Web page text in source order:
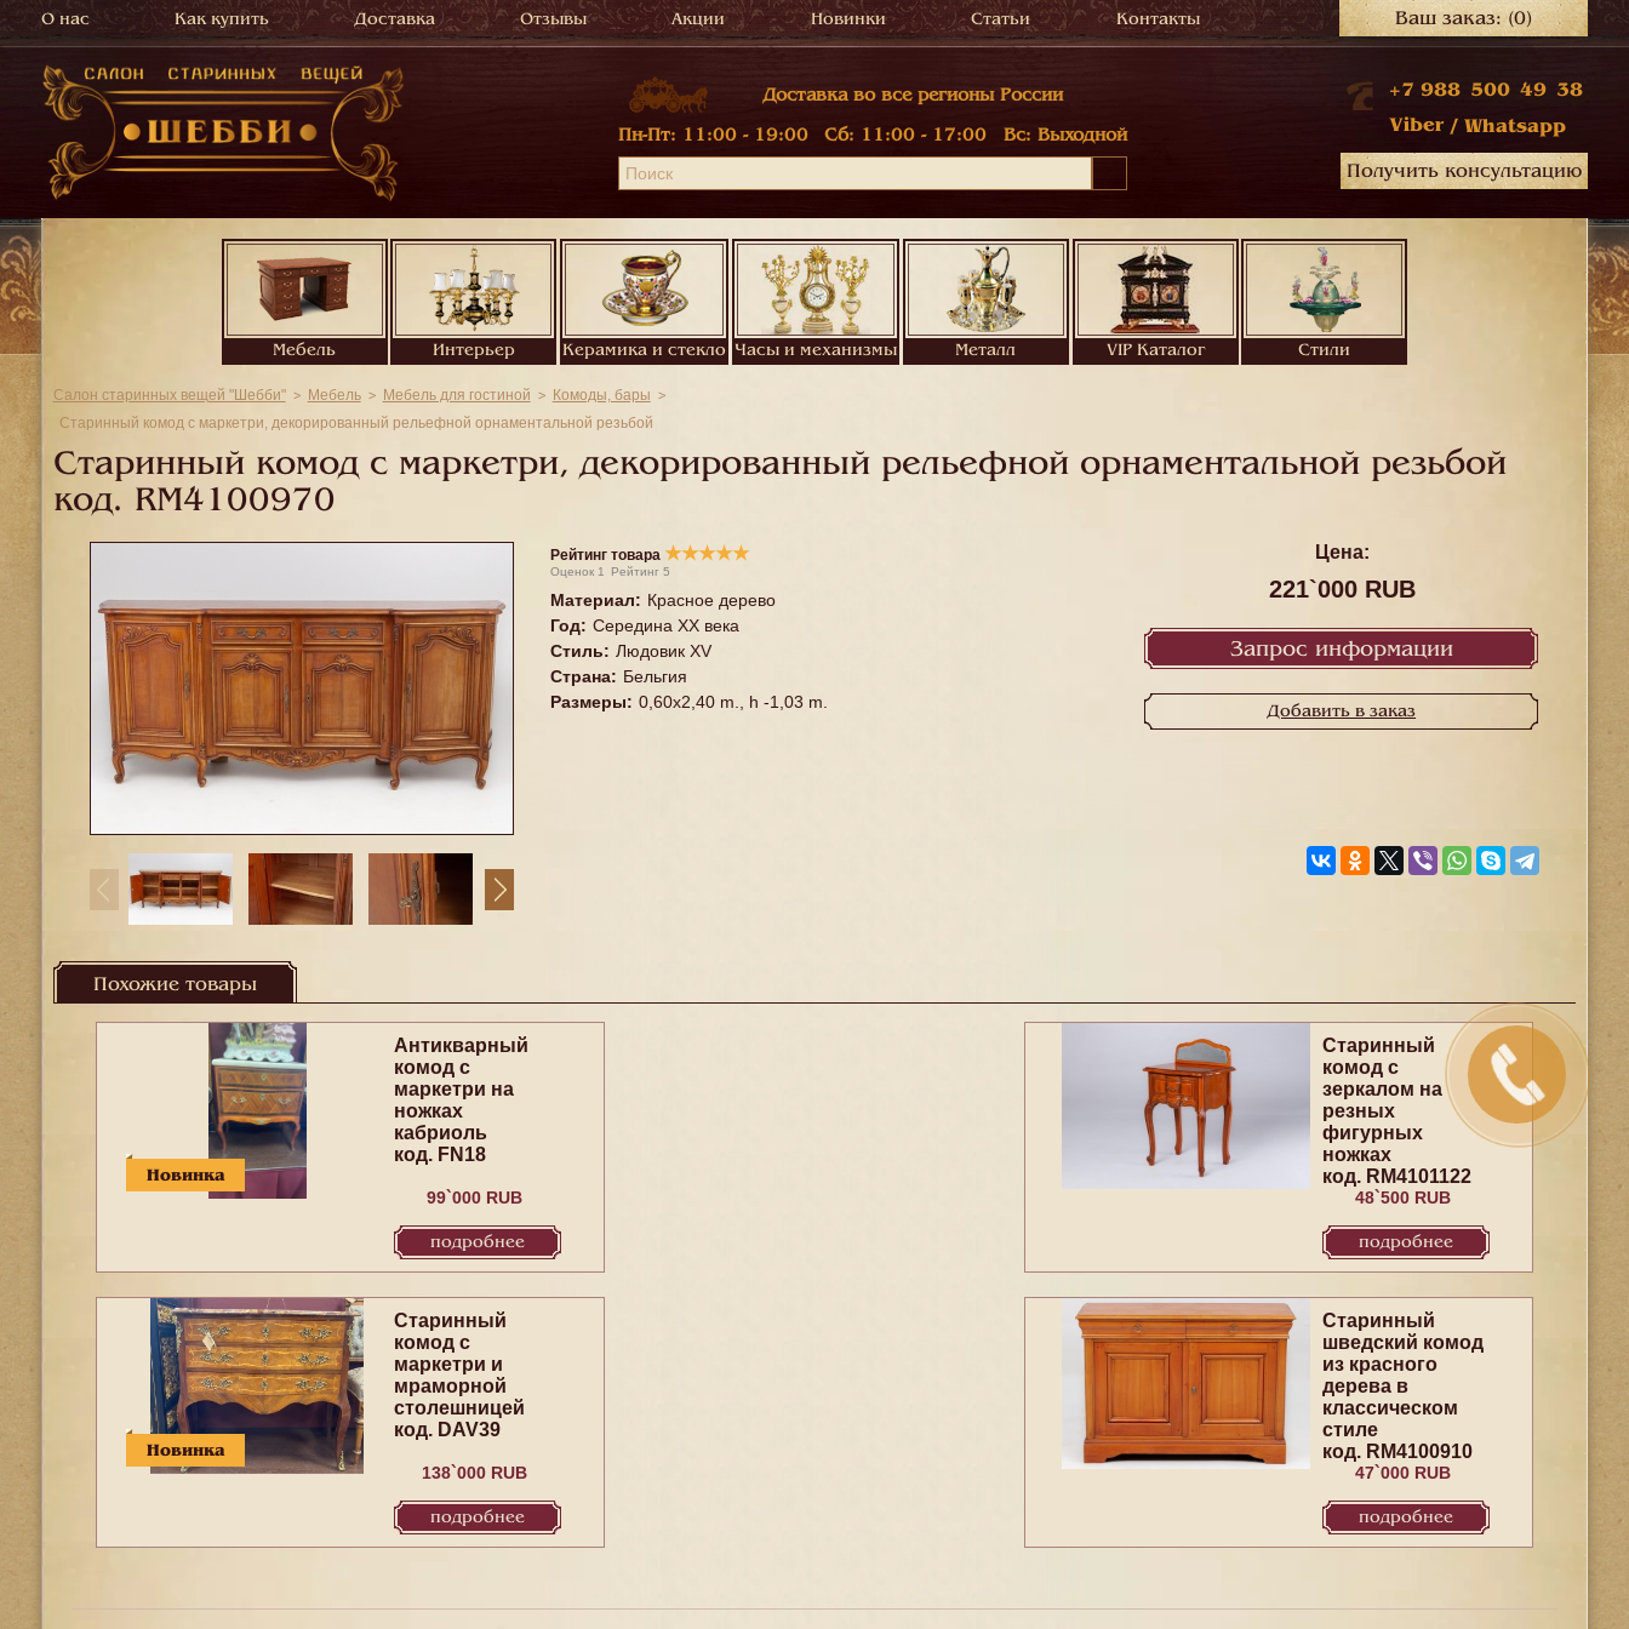
О нас Как купить Доставка Отзывы Акции Новинки Статьи Контакты Ваш заказ:(0)
Доставка во все регионы России
Пн-Пт: 11:00 - 19:00 Сб: 11:00 - 17:00 Вс: Выходной
+7 988 500 49 38
Viber / Whatsapp
Получить консультацию
Мебель Интерьер Керамика и стекло Часы и механизмы Металл VIP Каталог Стили
Салон старинных вещей "Шебби" Мебель Мебель для гостиной
Комоды, бары
Старинный комод с маркетри, декорированный рельефной орнаментальной резьбой
Старинный комод с маркетри, декорированный рельефной орнаментальной резьбой
код. RM4100970
Рейтинг товара ★★★★★
Оценок 1 Рейтинг 5
Материал: Красное дерево
Год: Середина XX векa
Стиль: Людовик XV
Страна: Бельгия
Размеры: 0,60x2,40 m., h -1,03 m.
Цена:
221`000 RUB
Запрос информации
Добавить в заказ
Похожие товары
Новинка
Антикварный
комод с
маркетри на
ножках
кабриоль
код. FN18
99`000 RUB
подробнее
Старинный
комод с
зеркалом на
резных
фигурных
ножках
код. RM4101122
48`500 RUB
подробнее
Новинка
Старинный
комод c
маркетри и
мраморной
столешницей
код. DAV39
138`000 RUB
подробнее
Старинный
шведский комод
из красного
дерева в
классическом
стиле
код. RM4100910
47`000 RUB
подробнее